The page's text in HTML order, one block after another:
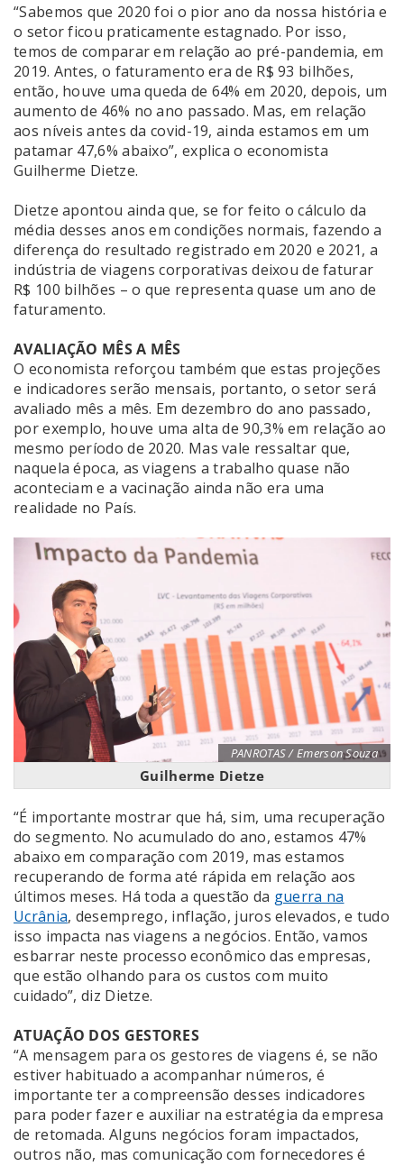
“Sabemos que 2020 foi o pior ano da nossa história e
o setor ficou praticamente estagnado. Por isso,
temos de comparar em relação ao pré-pandemia, em
2019. Antes, o faturamento era de R$ 93 bilhões,
então, houve uma queda de 64% em 2020, depois, um
aumento de 46% no ano passado. Mas, em relação
aos níveis antes da covid-19, ainda estamos em um
patamar 47,6% abaixo”, explica o economista
Guilherme Dietze.
Dietze apontou ainda que, se for feito o cálculo da
média desses anos em condições normais, fazendo a
diferença do resultado registrado em 2020 e 2021, a
indústria de viagens corporativas deixou de faturar
R$ 100 bilhões – o que representa quase um ano de
faturamento.
AVALIAÇÃO MÊS A MÊS
O economista reforçou também que estas projeções
e indicadores serão mensais, portanto, o setor será
avaliado mês a mês. Em dezembro do ano passado,
por exemplo, houve uma alta de 90,3% em relação ao
mesmo período de 2020. Mas vale ressaltar que,
naquela época, as viagens a trabalho quase não
aconteciam e a vacinação ainda não era uma
realidade no País.
PANROTAS / Emerson Souza
Guilherme Dietze
“É importante mostrar que há, sim, uma recuperação
do segmento. No acumulado do ano, estamos 47%
abaixo em comparação com 2019, mas estamos
recuperando de forma até rápida em relação aos
últimos meses. Há toda a questão da guerra na
Ucrânia, desemprego, inflação, juros elevados, e tudo
isso impacta nas viagens a negócios. Então, vamos
esbarrar neste processo econômico das empresas,
que estão olhando para os custos com muito
cuidado”, diz Dietze.
ATUAÇÃO DOS GESTORES
“A mensagem para os gestores de viagens é, se não
estiver habituado a acompanhar números, é
importante ter a compreensão desses indicadores
para poder fazer e auxiliar na estratégia da empresa
de retomada. Alguns negócios foram impactados,
outros não, mas comunicação com fornecedores é